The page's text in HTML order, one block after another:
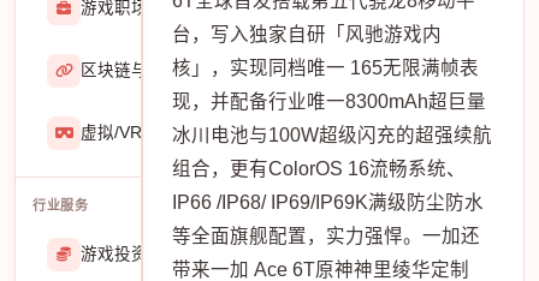
游戏职场 2929
区块链与游戏467
虚拟/VR/AR 933
行业服务
游戏投资交易
台，写入独家自研「风驰游戏内
核」，实现同档唯一 165无限满帧表
现，并配备行业唯一8300mAh超巨量
冰川电池与100W超级闪充的超强续航
组合，更有ColorOS 16流畅系统、
IP66 /IP68/ IP69/IP69K满级防尘防水
等全面旗舰配置，实力强悍。一加还
带来一加 Ace 6T原神神里绫华定制